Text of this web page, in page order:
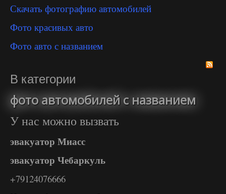
Скачать фотографию автомобилей
Фото красивых авто
Фото авто с названием
В категории
фото автомобилей с названием
У нас можно вызвать
эвакуатор Миасс
эвакуатор Чебаркуль
+79124076666